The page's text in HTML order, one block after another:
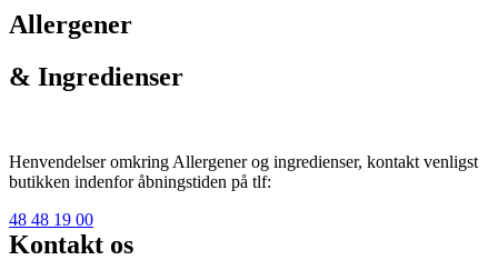
Allergener
& Ingredienser
Henvendelser omkring Allergener og ingredienser, kontakt venligst
butikken indenfor åbningstiden på tlf:
48 48 19 00
Kontakt os